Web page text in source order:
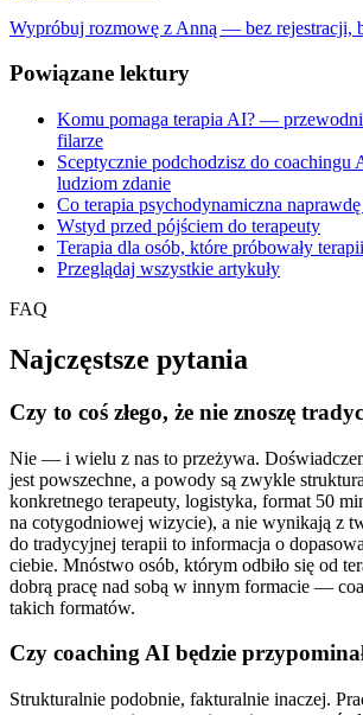
Wypróbuj rozmowę z Anną — bez rejestracji,
Powiązane lektury
Komu pomaga terapia AI? —
filarze
Sceptycznie podchodzisz do coachingu
ludziom zdanie
Co terapia psychodynamiczna
Wstyd przed pójściem do terapeuty
Terapia dla osób, które próbowały
Przeglądaj wszystkie artykuły
FAQ
Najczęstsze pytania
Czy to coś złego, że nie znoszę
Nie — i wielu z nas to przeżywa.
jest powszechne, a powody są zwykle
konkretnego terapeuty, logistyka, format 50
na cotygodniowej wizycie), a nie wynikają z
do tradycyjnej terapii to informacja o
ciebie. Mnóstwo osób, którym odbiło się od
dobrą pracę nad sobą w innym formacie —
takich formatów.
Czy coaching AI będzie
Strukturalnie podobnie, fakturalnie inaczej.